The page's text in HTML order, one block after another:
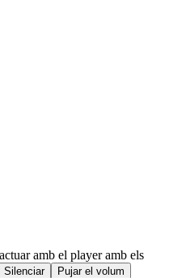
amb el player amb els
Silenciar
Pujar el volum